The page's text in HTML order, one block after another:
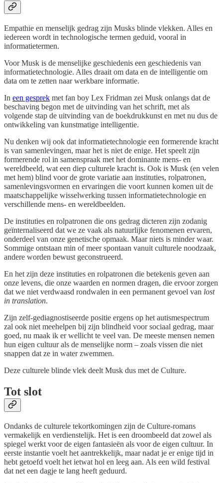
Empathie en menselijk gedrag zijn Musks blinde vlekken. Alles en
iedereen wordt in technologische termen geduid, vooral in
informatietermen.
Voor Musk is de menselijke geschiedenis een geschiedenis van
informatietechnologie. Alles draait om data en de intelligentie om
data om te zetten naar werkbare informatie.
In een gesprek met fan boy Lex Fridman zei Musk onlangs dat de
beschaving begon met de uitvinding van het schrift, met als
volgende stap de uitvinding van de boekdrukkunst en met nu dus de
ontwikkeling van kunstmatige intelligentie.
Nu denken wij ook dat informatietechnologie een formerende kracht
is van samenlevingen, maar het is niet de enige. Het speelt zijn
formerende rol in samenspraak met het dominante mens- en
wereldbeeld, wat een diep culturele kracht is. Ook is Musk (en velen
met hem) blind voor de grote variatie aan instituties, rolpatronen,
samenlevingsvormen en ervaringen die voort kunnen komen uit de
maatschappelijke wisselwerking tussen informatietechnologie en
verschillende mens- en wereldbeelden.
De instituties en rolpatronen die ons gedrag dicteren zijn zodanig
geïnternaliseerd dat we ze vaak als natuurlijke fenomenen ervaren,
onderdeel van onze genetische opmaak. Maar niets is minder waar.
Sommige ontstaan min of meer spontaan vanuit culturele noodzaak,
andere worden bewust geconstrueerd.
En het zijn deze instituties en rolpatronen die betekenis geven aan
onze levens, die onze waarden en normen dragen, die ervoor zorgen
dat we niet verdwaasd rondwalen in een permanent gevoel van lost
in translation.
Zijn zelf-gediagnostiseerde positie ergens op het autismespectrum
zal ook niet meehelpen bij zijn blindheid voor sociaal gedrag, maar
goed, nu maak ik er wellicht te veel van. De meeste mensen nemen
hun eigen cultuur als de menselijke norm – zoals vissen die niet
snappen dat ze in water zwemmen.
Deze culturele blinde vlek deelt Musk dus met de Culture.
Tot slot
Ondanks de culturele tekortkomingen zijn de Culture-romans
vermakelijk en verdienstelijk. Het is een droombeeld dat zowel als
spiegel werkt voor de eigen fantasieën als voor de eigen cultuur. In
eerste instantie voelt het aantrekkelijk, maar nadat je er enige tijd in
hebt getoefd voelt het ietwat hol en leeg aan. Als een wild festival
dat net een dagje te lang heeft geduurd.